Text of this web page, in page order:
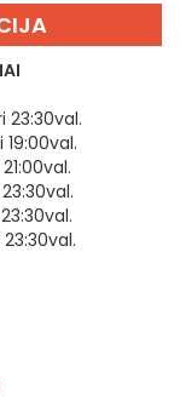
23:30val.